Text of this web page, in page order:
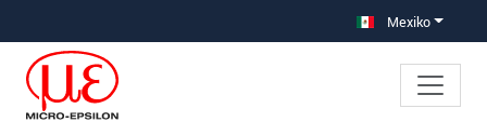
Saltar directamente a la navegación principal Mexiko